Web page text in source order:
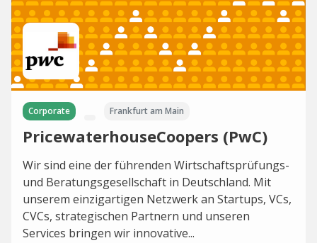
Corporate Frankfurt am Main
PricewaterhouseCoopers (PwC)
Wir sind eine der führenden Wirtschaftsprüfungs-
und Beratungsgesellschaft in Deutschland. Mit
unserem einzigartigen Netzwerk an Startups, VCs,
CVCs, strategischen Partnern und unseren
Services bringen wir innovative...